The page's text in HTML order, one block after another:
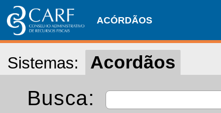
ACÓRDÃOS
Sistemas: Acordãos
Busca: